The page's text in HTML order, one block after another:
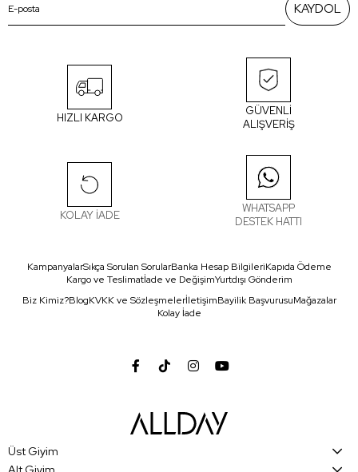
KAYDOL
HIZLI KARGO
GÜVENLİ
ALIŞVERİŞ
KOLAY İADE
WHATSAPP
DESTEK HATTI
KampanyalarSıkça Sorulan SorularBanka Hesap BilgileriKapıda Ödeme
Kargo ve Teslimatİade ve DeğişimYurtdışı Gönderim
Biz Kimiz?BlogKVKK ve SözleşmelerİletişimBayilik BaşvurusuMağazalar
Kolay İade
Üst Giyim